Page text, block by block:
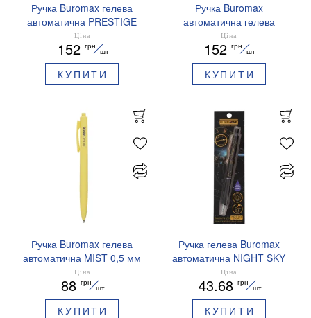
Ручка Buromax гелева
автоматична PRESTIGE
SILVER 0,5 мм сині
чорнила BM.83102
Ціна
152 грн
шт
КУПИТИ
Ручка Buromax
автоматична гелева
PRESTIGE GOLD 0,5 мм
сині чорнила BM.83101
Ціна
152 грн
шт
КУПИТИ
Ручка Buromax гелева
автоматична MIST 0,5 мм
сині чорнила BM.83103
Ціна
88 грн
шт
КУПИТИ
Ручка гелева Buromax
автоматична NIGHT SKY
ZODIAC 0.5 мм
ароматизований грип синє
чорнило BM.8379-01
Ціна
43.68 грн
шт
КУПИТИ